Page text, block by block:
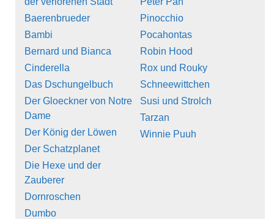
Baerenbrueder
Bambi
Bernard und Bianca
Cinderella
Das Dschungelbuch
Der Gloeckner von Notre
Dame
Der König der Löwen
Der Schatzplanet
Die Hexe und der
Zauberer
Dornroschen
Dumbo
Pinocchio
Pocahontas
Robin Hood
Rox und Rouky
Schneewittchen
Susi und Strolch
Tarzan
Winnie Puuh